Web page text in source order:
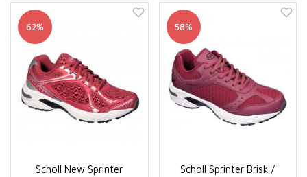
62%
Scholl New Sprinter
58%
Scholl Sprinter Brisk /